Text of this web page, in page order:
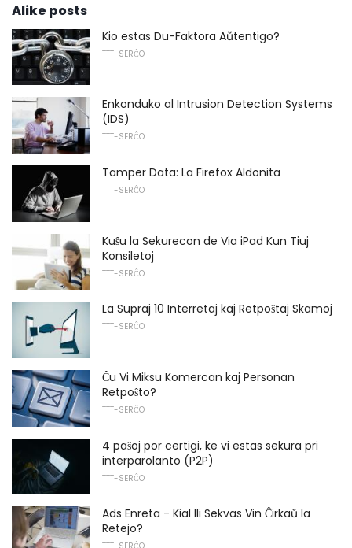
Alike posts
Kio estas Du-Faktora Aŭtentigo?
TTT-SERĈO
Enkonduko al Intrusion Detection Systems
(IDS)
TTT-SERĈO
Tamper Data: La Firefox Aldonita
TTT-SERĈO
Kuŝu la Sekurecon de Via iPad Kun Tiuj
Konsiletoj
TTT-SERĈO
La Supraj 10 Interretaj kaj Retpoŝtaj Skamoj
TTT-SERĈO
Ĉu Vi Miksu Komercan kaj Personan
Retpoŝto?
TTT-SERĈO
4 paŝoj por certigi, ke vi estas sekura pri
interparolanto (P2P)
TTT-SERĈO
Ads Enreta - Kial Ili Sekvas Vin Ĉirkaŭ la
Retejo?